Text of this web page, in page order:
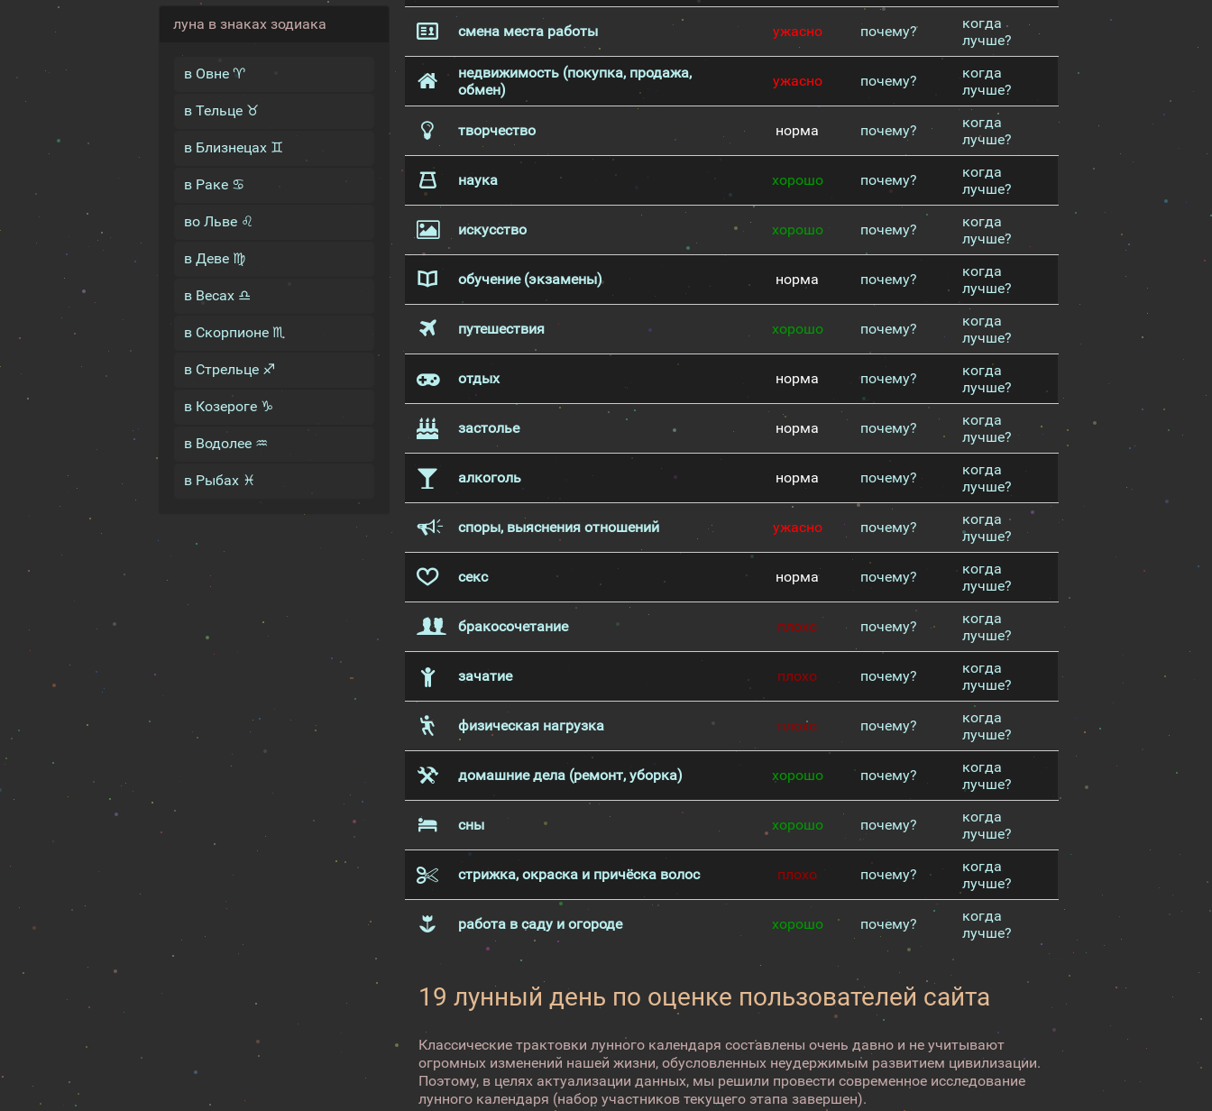
луна в знаках зодиака
в Овне ♈
в Тельце ♉
в Близнецах ♊
в Раке ♋
во Льве ♌
в Деве ♍
в Весах ♎
в Скорпионе ♏
в Стрельце ♐
в Козероге ♑
в Водолее ♒
в Рыбах ♓
смена места работы ужасно почему?
когда
лучше?
недвижимость (покупка, продажа,
обмен)
ужасно почему?
когда
лучше?
творчество норма почему?
когда
лучше?
наука хорошо почему?
когда
лучше?
искусство хорошо почему?
когда
лучше?
обучение (экзамены) норма почему?
когда
лучше?
путешествия хорошо почему?
когда
лучше?
отдых норма почему?
когда
лучше?
застолье норма почему?
когда
лучше?
алкоголь норма почему?
когда
лучше?
споры, выяснения отношений ужасно почему?
когда
лучше?
секс норма почему?
когда
лучше?
бракосочетание плохо почему?
когда
лучше?
зачатие плохо почему?
когда
лучше?
физическая нагрузка плохо почему?
когда
лучше?
домашние дела (ремонт, уборка) хорошо почему?
когда
лучше?
сны хорошо почему?
когда
лучше?
стрижка, окраска и причёска волос плохо почему?
когда
лучше?
работа в саду и огороде хорошо почему?
когда
лучше?
19 лунный день по оценке пользователей сайта
Классические трактовки лунного календаря составлены очень давно и не учитывают
огромных изменений нашей жизни, обусловленных неудержимым развитием цивилизации.
Поэтому, в целях актуализации данных, мы решили провести современное исследование
лунного календаря (набор участников текущего этапа завершен).